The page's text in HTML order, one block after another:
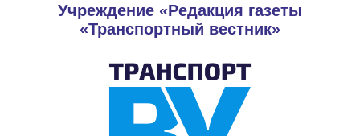
Учреждение «Редакция газеты
«Транспортный вестник»